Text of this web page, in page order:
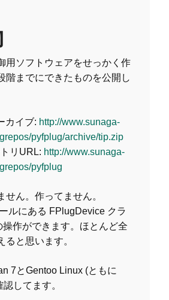
用ソフトウェアをせっかく作
階までにできたものを公開し
カイブ: http://www.sunaga-
pyfplug/archive/tip.zip
リURL: http://www.sunaga-
pyfplug
せん。作ってません。
ルにある FPlugDevice クラ
操作ができます。ほとんど全
ると思います。
7とGentoo Linux (ともに
してます。